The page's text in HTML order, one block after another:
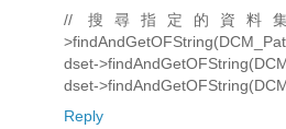
// 搜尋指定的資料
dset-
dset-
Reply